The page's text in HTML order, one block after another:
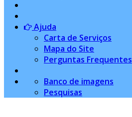
Ajuda
Carta de Serviços
Mapa do Site
Perguntas Frequentes
Banco de imagens
Pesquisas